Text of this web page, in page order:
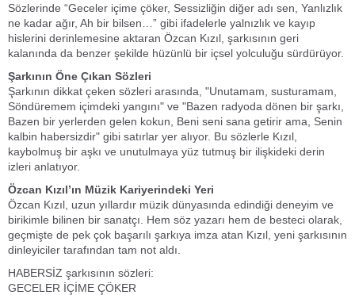
Sözlerinde “Geceler içime çöker, Sessizliğin diğer adı sen, Yanlızlık
ne kadar ağır, Ah bir bilsen…” gibi ifadelerle yalnızlık ve kayıp
hislerini derinlemesine aktaran Özcan Kızıl, şarkısının geri
kalanında da benzer şekilde hüzünlü bir içsel yolculuğu sürdürüyor.
Şarkının Öne Çıkan Sözleri
Şarkının dikkat çeken sözleri arasında, "Unutamam, susturamam,
Söndüremem içimdeki yangını" ve "Bazen radyoda dönen bir şarkı,
Bazen bir yerlerden gelen kokun, Beni seni sana getirir ama, Senin
kalbin habersizdir" gibi satırlar yer alıyor. Bu sözlerle Kızıl,
kaybolmuş bir aşkı ve unutulmaya yüz tutmuş bir ilişkideki derin
izleri anlatıyor.
Özcan Kızıl’ın Müzik Kariyerindeki Yeri
Özcan Kızıl, uzun yıllardır müzik dünyasında edindiği deneyim ve
birikimle bilinen bir sanatçı. Hem söz yazarı hem de besteci olarak,
geçmişte de pek çok başarılı şarkıya imza atan Kızıl, yeni şarkısının
dinleyiciler tarafından tam not aldı.
HABERSİZ şarkısının sözleri:
GECELER İÇİME ÇÖKER